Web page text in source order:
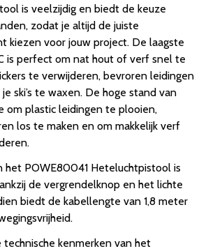
is veelzijdig en biedt de keuze
zodat je altijd de juiste
kiezen voor jouw project. De laagste
is perfect om nat hout of verf snel te
te verwijderen, bevroren leidingen
ski’s te waxen. De hoge stand van
om plastic leidingen te plooien,
los te maken en om makkelijk verf
het POWE80041 Heteluchtpistool is
de vergrendelknop en het lichte
biedt de kabellengte van 1,8 meter
technische kenmerken van het